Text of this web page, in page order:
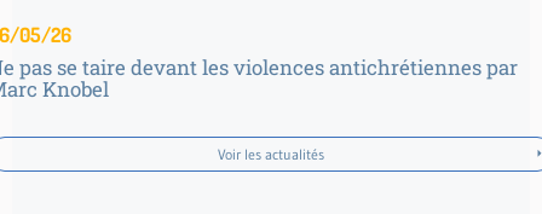
05/26
pas se taire devant les violences antichrétiennes par
Knobel
Voir les actualités